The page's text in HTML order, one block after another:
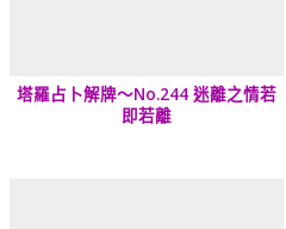
塔羅占卜解牌～No.244 迷離之情若
即若離